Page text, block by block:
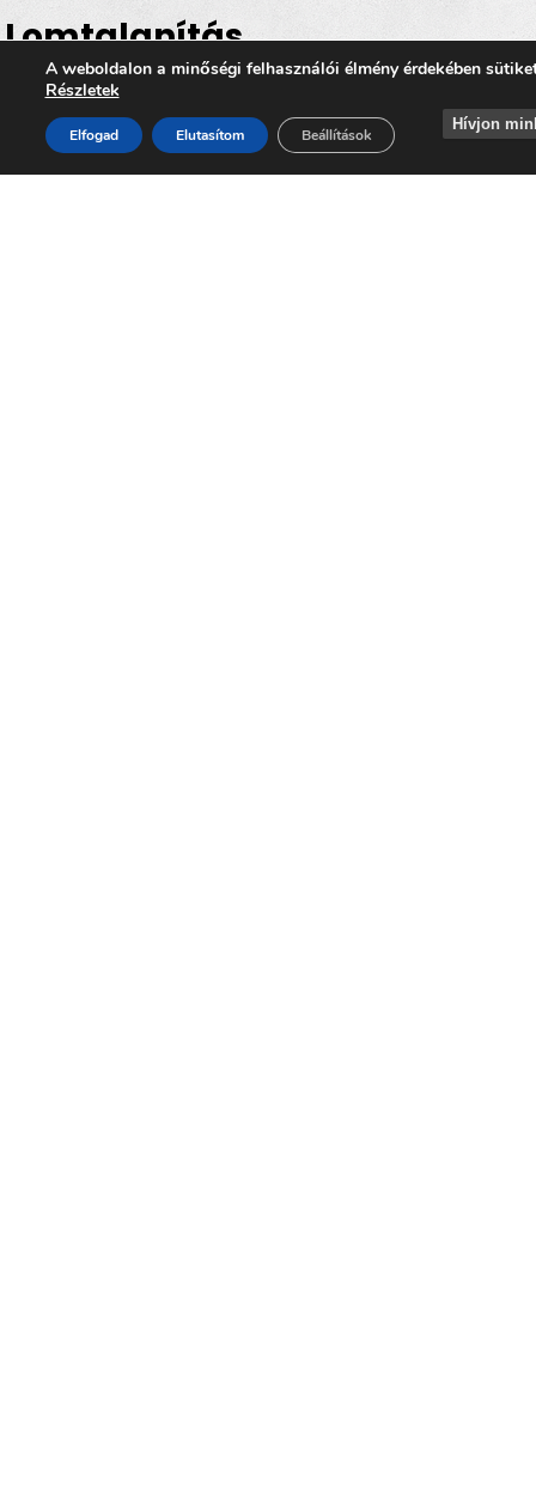
Lomtalanítás
Győrsövényháza – ideális
választás minden helyzetben
A weboldalon a minőségi felhasználói élmény érdekében
Részletek
Elfogad Elutasítom Beállítások
Hívjon